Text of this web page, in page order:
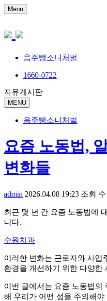
Menu
음주뺑소니처벌
1660-0722
자유게시판
MENU
음주뺑소니처벌
요즘 노동법,
변화들
admin 2026.04.08 19:23 조회 수
최근 몇 년 간 요즘 노동법에
니다.
수원치과
이러한 변화는 근로자와 사업
환경을 개선하기 위한 다양한
이번 글에서는 요즘 노동법의
해 우리가 어떤 점을 주의해